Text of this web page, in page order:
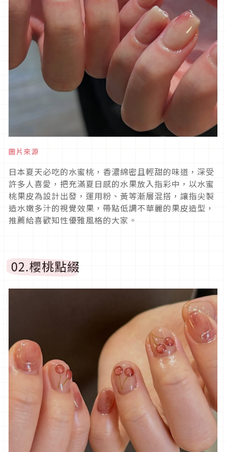
圖片來源
日本夏天必吃的水蜜桃，香濃綿密且輕甜的味道，深受
許多人喜愛，把充滿夏日感的水果放入指彩中，以水蜜
桃果皮為設計出發，運用粉、黃等漸層混搭，讓指尖製
造水嫩多汁的視覺效果，帶點低調不華麗的果皮造型，
推薦給喜歡知性優雅風格的大家。
02.櫻桃點綴